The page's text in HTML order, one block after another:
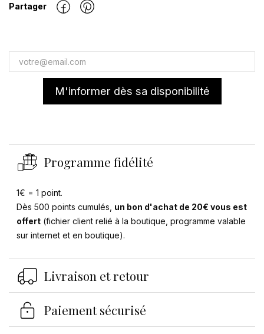
Partager
M'informer dès sa disponibilité
Programme fidélité
1€ = 1 point.
Dès 500 points cumulés, un bon d'achat de 20€ vous est
offert(fichier client relié à la boutique, programme valable
sur internet et en boutique).
Livraison et retour
Paiement sécurisé
Se connecter
Vous devez être connecté pour enregistrer des
produits dans votre liste d'envies.